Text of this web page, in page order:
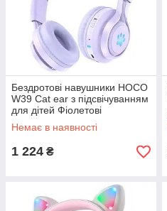
Бездротові навушники HOCO
W39 Cat ear з підсвічуванням
для дітей Фіолетові
Немає в наявності
1 224 ₴